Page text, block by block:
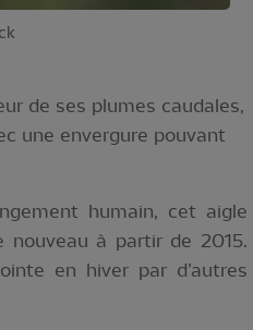
de ses plumes caudales,
une envergure pouvant
humain, cet aigle
nouveau à partir de 2015.
en hiver par d’autres